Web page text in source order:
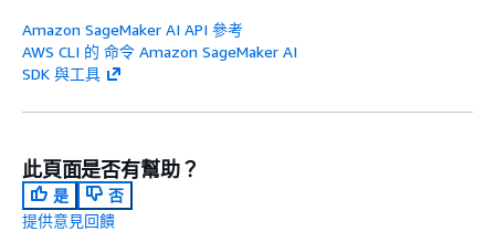
Amazon SageMaker AI API 參考
AWS CLI 的 命令 Amazon SageMaker AI
SDK 與工具
此頁面是否有幫助？
是
否
提供意見回饋